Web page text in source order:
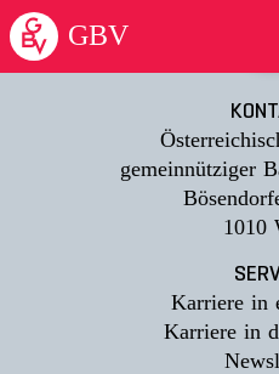
GBV
loading...
gemeinnütziger
1010
Karriere in
Karriere in